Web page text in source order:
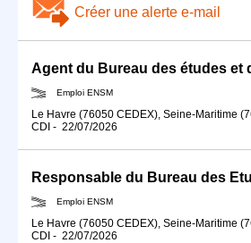
Créer une alerte e-mail
Emploi ENSM
Le Havre (76050 CEDEX), Seine-Maritime
CDI - 22/07/2026
Emploi ENSM
Le Havre (76050 CEDEX), Seine-Maritime
CDI - 22/07/2026